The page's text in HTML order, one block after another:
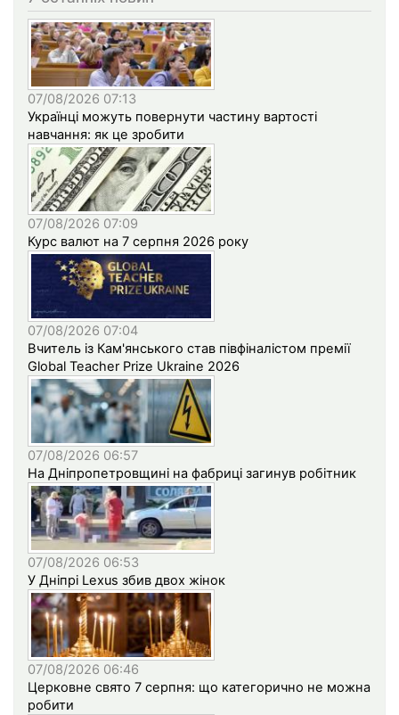
07/08/2026 07:13
Українці можуть повернути частину вартості
навчання: як це зробити
07/08/2026 07:09
Курс валют на 7 серпня 2026 року
07/08/2026 07:04
Вчитель із Кам'янського став півфіналістом премії
Global Teacher Prize Ukraine 2026
07/08/2026 06:57
На Дніпропетровщині на фабриці загинув робітник
07/08/2026 06:53
У Дніпрі Lexus збив двох жінок
07/08/2026 06:46
Церковне свято 7 серпня: що категорично не можна
робити